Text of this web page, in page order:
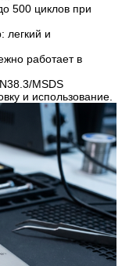
500 циклов при
легкий и
работает в
MSDS
и использование.